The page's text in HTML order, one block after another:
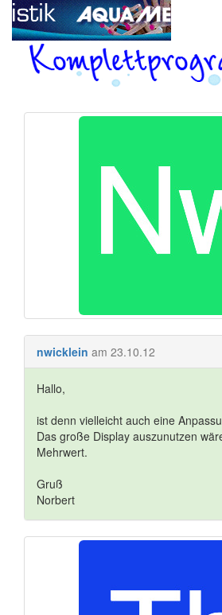
nwicklein am 23.10.12
Hallo,
ist denn vielleicht auch eine
Das große Display auszunutzen
Mehrwert.
Gruß
Norbert